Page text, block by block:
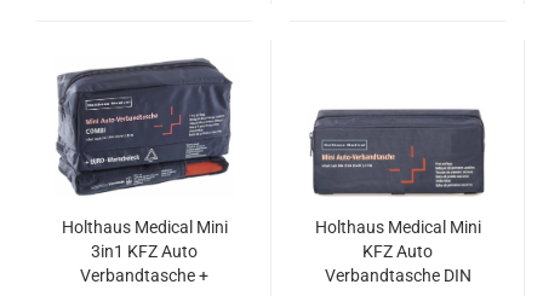
Holthaus Medical Mini
3in1 KFZ Auto
Verbandtasche +
Holthaus Medical Mini
KFZ Auto
Verbandtasche DIN